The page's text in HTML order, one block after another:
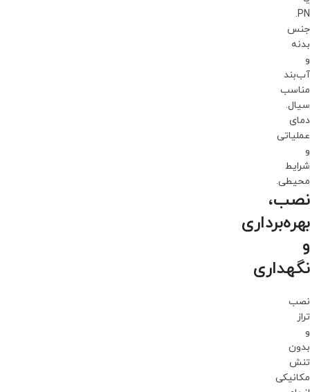
PN.
جنس
بدنه
و
آب‌بند
مناسب
سیال.
دمای
عملیاتی
و
شرایط
محیطی.
نصب،
بهره‌برداری
و
نگهداری
نصب
تراز
و
بدون
تنش
مکانیکی